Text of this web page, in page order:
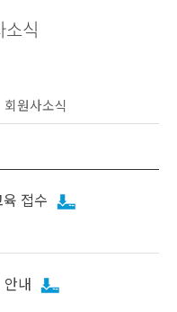
식
회원사소식
접수
내